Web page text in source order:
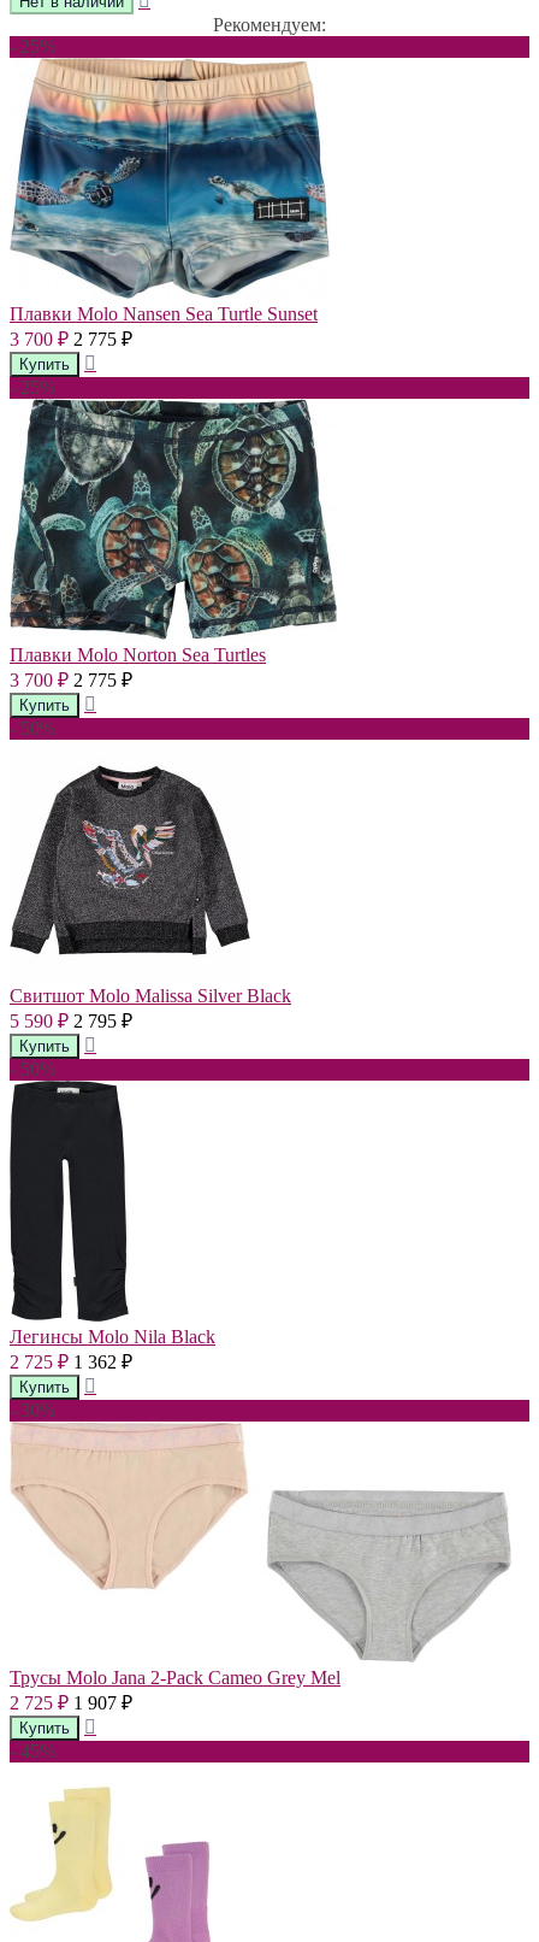
Рекомендуем:
- 25%
Плавки Molo Nansen Sea Turtle Sunset
3 700 ₽ 2 775 ₽
- 25%
Плавки Molo Norton Sea Turtles
3 700 ₽ 2 775 ₽
- 50%
Свитшот Molo Malissa Silver Black
5 590 ₽ 2 795 ₽
- 50%
Легинсы Molo Nila Black
2 725 ₽ 1 362 ₽
- 30%
Трусы Molo Jana 2-Pack Cameo Grey Mel
2 725 ₽ 1 907 ₽
- 45%